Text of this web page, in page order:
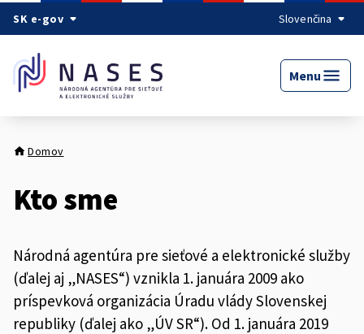
SK e-gov Slovenčina
Menu
Domov
Kto sme
Národná agentúra pre sieťové a elektronické služby
(ďalej aj „NASES“) vznikla 1. januára 2009 ako
príspevková organizácia Úradu vlády Slovenskej
republiky (ďalej ako „ÚV SR“). Od 1. januára 2019